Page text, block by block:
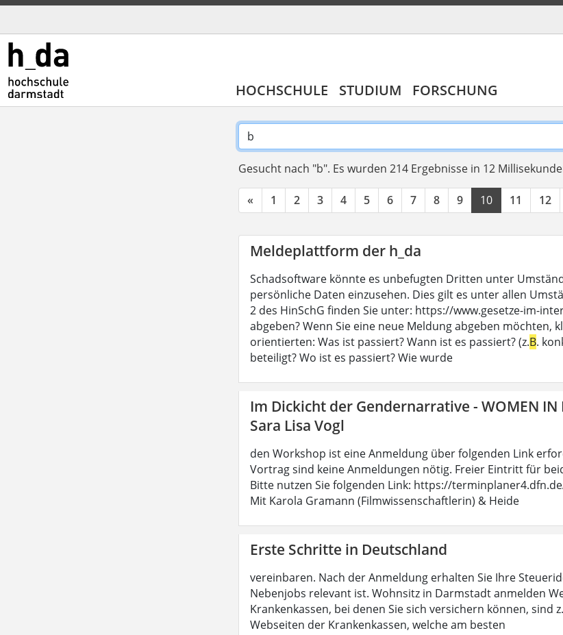
HOCHSCHULE STUDIUM FORSCHUNG
Gesucht nach "b". Es wurden 214 Ergebnisse in 12
« 1 2 3 4 5 6 7 8 9 10 11 12
Meldeplattform der h_da
Schadsoftware könnte es unbefugten Dritten unter
persönliche Daten einzusehen. Dies gilt es unter allen
2 des HinSchG finden Sie unter: https://www.gesetze-im-
abgeben? Wenn Sie eine neue Meldung abgeben möchten,
orientierten: Was ist passiert? Wann ist es passiert? (z.B.
beteiligt? Wo ist es passiert? Wie wurde
Im Dickicht der Gendernarrative - WOMEN IN
Sara Lisa Vogl
den Workshop ist eine Anmeldung über folgenden Link
Vortrag sind keine Anmeldungen nötig. Freier Eintritt für
Bitte nutzen Sie folgenden Link: https://
Mit Karola Gramann (Filmwissenschaftlerin) & Heide
Erste Schritte in Deutschland
vereinbaren. Nach der Anmeldung erhalten Sie Ihre
Nebenjobs relevant ist. Wohnsitz in Darmstadt anmelden
Krankenkassen, bei denen Sie sich versichern können, sind z.
Webseiten der Krankenkassen, welche am besten